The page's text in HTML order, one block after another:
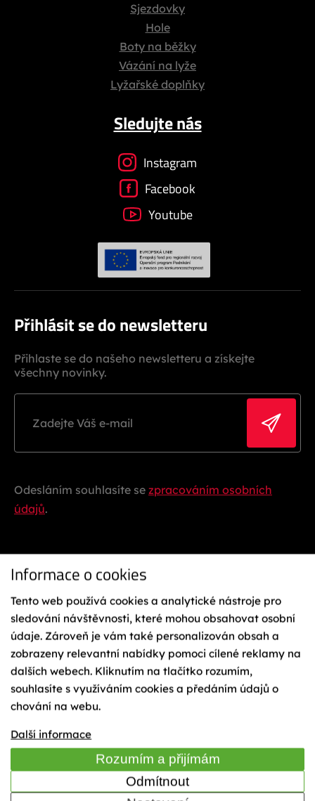
Sjezdovky
Hole
Boty na běžky
Vázání na lyže
Lyžařské doplňky
Sledujte nás
Instagram
Facebook
Youtube
Přihlásit se do newsletteru
Přihlaste se do našeho newsletteru a získejte
všechny novinky.
Odesláním souhlasíte se zpracováním osobních
údajů.
© 2023 Sporten - KÄSTLE CZ, a.s.
Ochrana osobních údajů
Reklamační řád
Vázání na lyže
Obchodní podmínky
Cookies
Informace o cookies
Tento web používá cookies a analytické nástroje pro
sledování návštěvnosti, které mohou obsahovat osobní
údaje. Zároveň je vám také personalizován obsah a
zobrazeny relevantní nabídky pomoci cílené reklamy na
dalších webech. Kliknutím na tlačítko rozumím,
souhlasíte s využíváním cookies a předáním údajů o
chování na webu.
Další informace
Rozumím a přijímám
Odmítnout